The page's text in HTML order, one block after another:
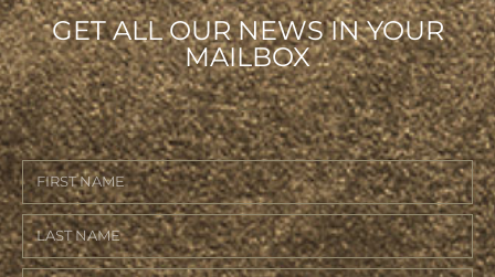
GET ALL OUR NEWS IN YOUR
MAILBOX